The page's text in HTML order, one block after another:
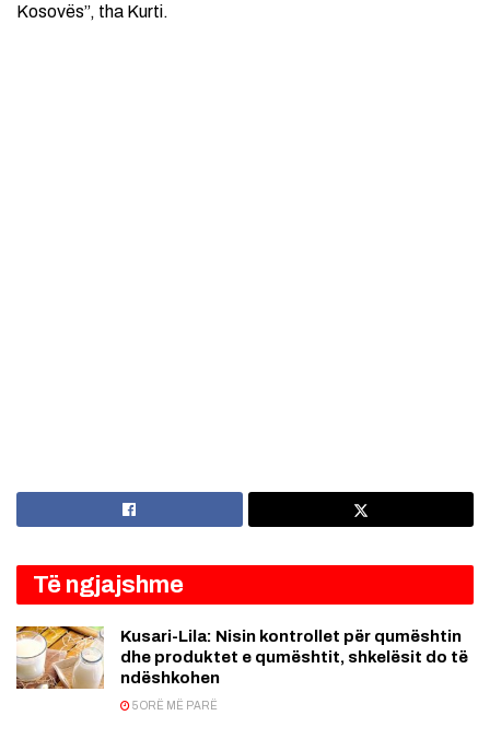
Kosovës”, tha Kurti.
Të ngjajshme
Kusari-Lila: Nisin kontrollet për qumështin
dhe produktet e qumështit, shkelësit do të
ndëshkohen
5 ORË MË PARË